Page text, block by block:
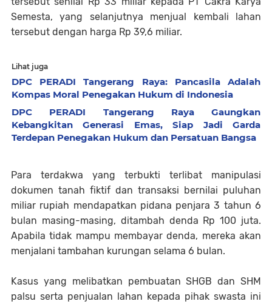
Semesta, yang selanjutnya menjual kembali lahan
tersebut dengan harga Rp 39,6 miliar.
Lihat juga
DPC PERADI Tangerang Raya: Pancasila Adalah
Kompas Moral Penegakan Hukum di Indonesia
DPC PERADI Tangerang Raya Gaungkan
Kebangkitan Generasi Emas, Siap Jadi Garda
Terdepan Penegakan Hukum dan Persatuan Bangsa
Para terdakwa yang terbukti terlibat manipulasi
dokumen tanah fiktif dan transaksi bernilai puluhan
miliar rupiah mendapatkan pidana penjara 3 tahun 6
bulan masing-masing, ditambah denda Rp 100 juta.
Apabila tidak mampu membayar denda, mereka akan
menjalani tambahan kurungan selama 6 bulan.
Kasus yang melibatkan pembuatan SHGB dan SHM
palsu serta penjualan lahan kepada pihak swasta ini